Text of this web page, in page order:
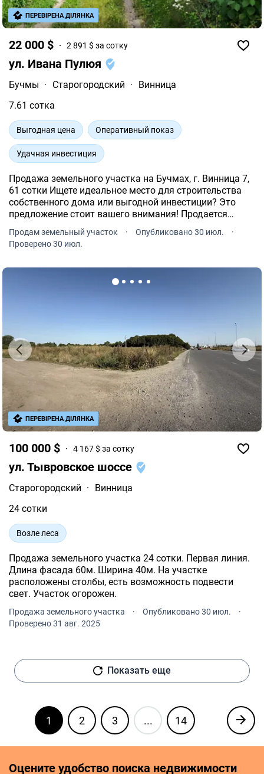
22 000 $ 2 891 $ за сотку
ул. Ивана Пулюя
Бучмы · Старогородский ·
Винница
7.61 сотка
Выгодная цена Оперативный показ
Удачная инвестиция
Продажа земельного участка на Бучмах, г. Винница 7,
61 сотки Ищете идеальное место для строительства
собственного дома или выгодной инвестиции? Это
предложение стоит вашего внимания! Продается
земельный участок площадью 7, 61 сотки в
перспективном районе Бучмы.
Продам земельный участок · Опубликовано 30 июл.
·
Проверено 30 июл.
ПЕРЕВІРЕНА ДІЛЯНКА
100 000 $ 4 167 $ за сотку
ул. Тывровское шоссе
Старогородский ·
Винница
24 сотки
Возле леса
Продажа земельного участка 24 сотки. Первая линия.
Длина фасада 60м. Ширина 40м. На участке
расположены столбы, есть возможность подвести
свет. Участок огорожен.
Продажа земельного участка · Опубликовано 30 июл.
·
Проверено 31 авг. 2025
ПЕРЕВІРЕНА ДІЛЯНКА
Показать еще
1 2 3 ... 14
Оцените удобство поиска недвижимости